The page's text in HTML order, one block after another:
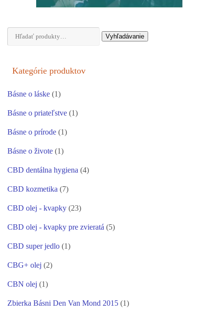
Hľadať: Vyhľadávanie
Kategórie produktov
Básne o láske (1)
Básne o priateľstve (1)
Básne o prírode (1)
Básne o živote (1)
CBD dentálna hygiena (4)
CBD kozmetika (7)
CBD olej - kvapky (23)
CBD olej - kvapky pre zvieratá (5)
CBD super jedlo (1)
CBG+ olej (2)
CBN olej (1)
Zbierka Básni Den Van Mond 2015 (1)